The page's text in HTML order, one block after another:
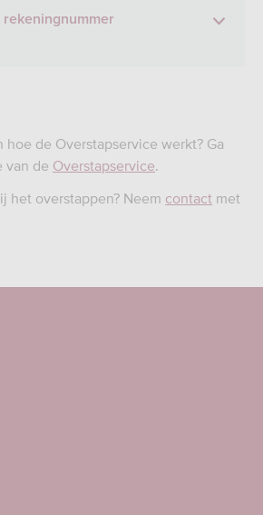
rekeningnummer
de Overstapservice werkt? Ga
van de Overstapservice.
het overstappen? Neem contact met